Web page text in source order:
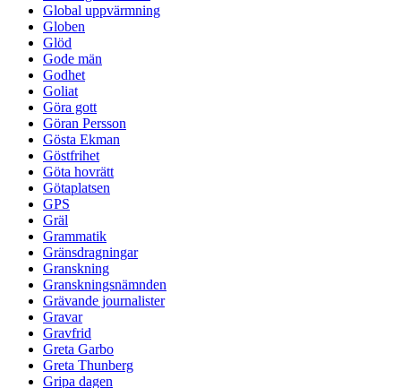
Global uppvärmning
Globen
Glöd
Gode män
Godhet
Goliat
Göra gott
Göran Persson
Gösta Ekman
Göstfrihet
Göta hovrätt
Götaplatsen
GPS
Gräl
Grammatik
Gränsdragningar
Granskning
Granskningsnämnden
Grävande journalister
Gravar
Gravfrid
Greta Garbo
Greta Thunberg
Gripa dagen